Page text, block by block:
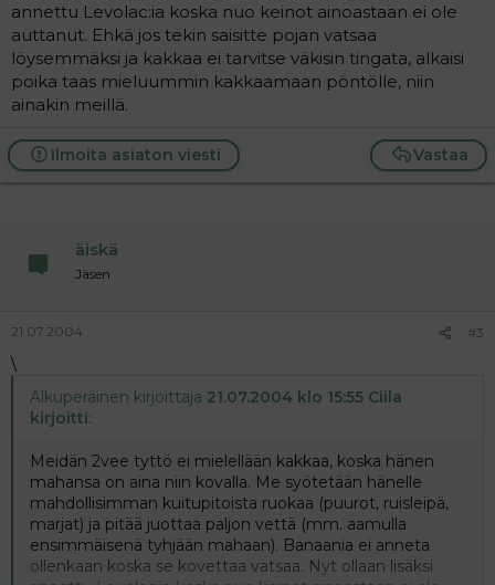
annettu Levolac:ia koska nuo keinot ainoastaan ei ole
auttanut. Ehkä jos tekin saisitte pojan vatsaa
löysemmäksi ja kakkaa ei tarvitse väkisin tingata, alkaisi
poika taas mieluummin kakkaamaan pöntölle, niin
ainakin meillä.
Vastaa
Ilmoita asiaton viesti
äiskä
Jäsen
21.07.2004 #3
\
Alkuperäinen kirjoittaja 21.07.2004 klo 15:55 Ciila
kirjoitti:
Meidän 2vee tyttö ei mielellään kakkaa, koska hänen
mahansa on aina niin kovalla. Me syötetään hänelle
mahdollisimman kuitupitoista ruokaa (puurot, ruisleipä,
marjat) ja pitää juottaa paljon vettä (mm. aamulla
ensimmäisenä tyhjään mahaan). Banaania ei anneta
ollenkaan koska se kovettaa vatsaa. Nyt ollaan lisäksi